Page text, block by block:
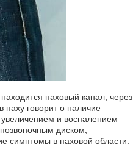
паховый канал, через
говорит о наличие
и воспалением
диском,
симптомы в паховой области.